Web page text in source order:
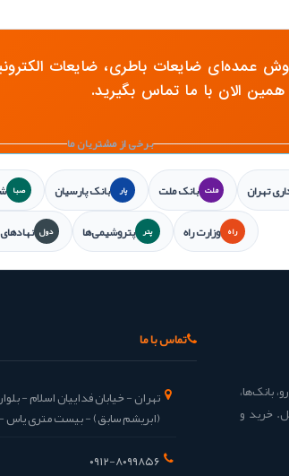
عمده‌ای ضایعات باطری، ضایعات
همین الان با ما تماس بگیرید.
برخی از مشتریان ما
تهران ملت بانک ملت پار بانک پارسیان صبا
راه وزارت راه پتر پتروشیمی‌ها دول
بانک‌ها،
تعطیل. خرید و
تماس با ما
تهران - خیابان فداییان اسلام -
(ابریشم سابق) - بیست متری یاس -
۰۹۱۲-۸۰۹۹۸۵۶